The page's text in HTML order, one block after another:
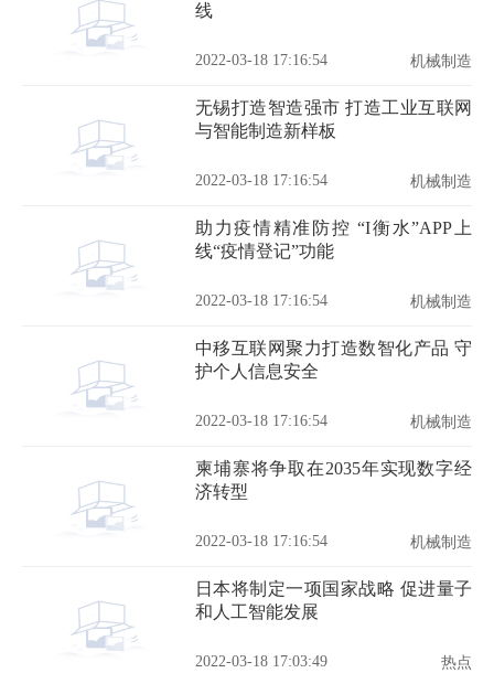
线
2022-03-18 17:16:54 机械制造
无锡打造智造强市 打造工业互联网
与智能制造新样板
2022-03-18 17:16:54 机械制造
助力疫情精准防控 “I衡水”APP上
线“疫情登记”功能
2022-03-18 17:16:54 机械制造
中移互联网聚力打造数智化产品 守
护个人信息安全
2022-03-18 17:16:54 机械制造
柬埔寨将争取在2035年实现数字经
济转型
2022-03-18 17:16:54 机械制造
日本将制定一项国家战略 促进量子
和人工智能发展
2022-03-18 17:03:49 热点